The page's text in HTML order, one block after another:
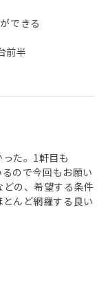
できる
前半
た。1軒目も
ので今回もお願い
の、希望する条件
んど網羅する良い